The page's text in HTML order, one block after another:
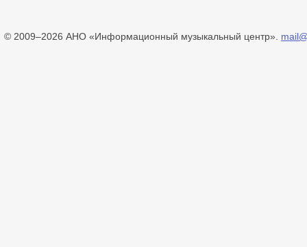
© 2009–2026 АНО «Информационный музыкальный центр».